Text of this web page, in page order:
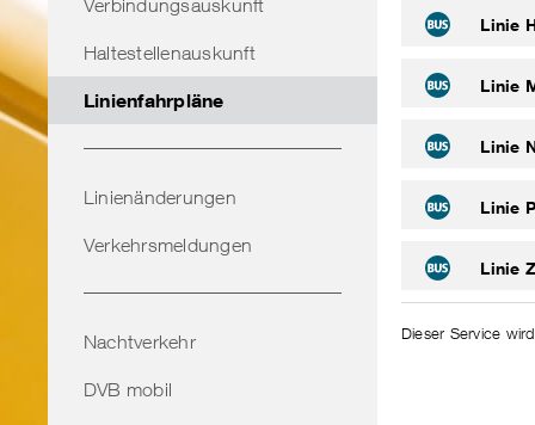
Verbindungsauskunft
Haltestellenauskunft
Linienfahrpläne
Linienänderungen
Verkehrsmeldungen
Nachtverkehr
DVB mobil
Linie
Linie
Linie
Linie
Linie
Dieser Service